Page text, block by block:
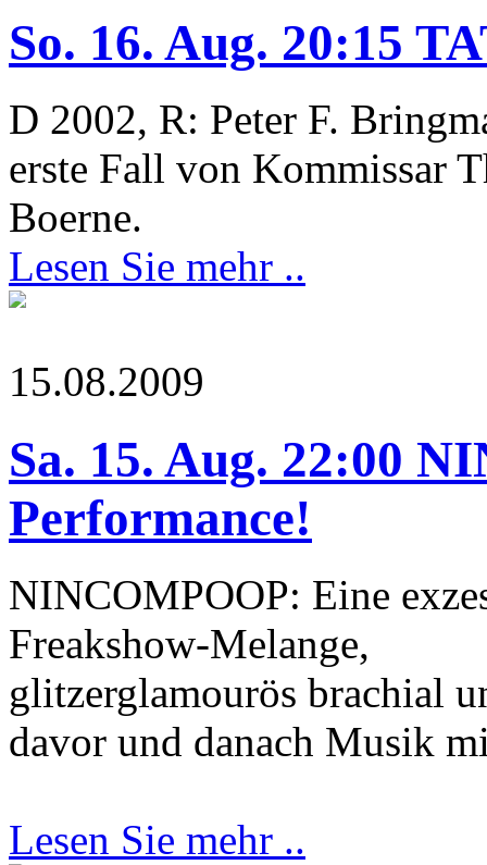
So. 16. Aug. 20:15
D 2002, R: Peter F.
erste Fall von Kommissar
Boerne.
Lesen Sie mehr ..
15.08.2009
Sa. 15. Aug. 22:00
Performance!
NINCOMPOOP: Eine
Freakshow-Melange,
glitzerglamourös brachial
davor und danach Musik
Lesen Sie mehr ..